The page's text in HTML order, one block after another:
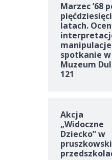
Marzec ’68
latach.
spotkanie w
Muzeum
121
Akcja
„Widoczne
Dziecko” w